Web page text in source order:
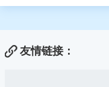
友情链接：